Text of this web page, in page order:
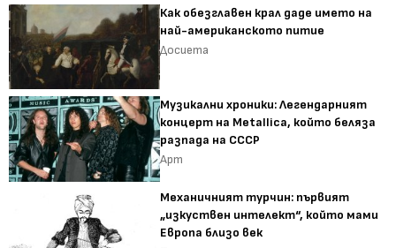
Как обезглавен крал даде името на
най-американското питие
Досиета
Музикални хроники: Легендарният
концерт на Metallica, който беляза
разпада на СССР
Арт
Механичният турчин: първият
„изкуствен интелект“, който мами
Европа близо век